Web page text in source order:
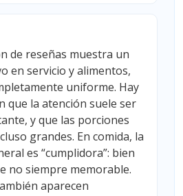
de reseñas muestra un
en servicio y alimentos,
uniforme. Hay
que la atención suele ser
y que las porciones
grandes. En comida, la
es “cumplidora”: bien
no siempre memorable.
aparecen